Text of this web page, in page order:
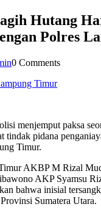
Hutang
Polres
0 Comments
Timur
menjemput paksa
tindak pidana
Timur.
AKBP M Rizal
AKP Syamsu
bahwa inisial
Sumatera Utara.